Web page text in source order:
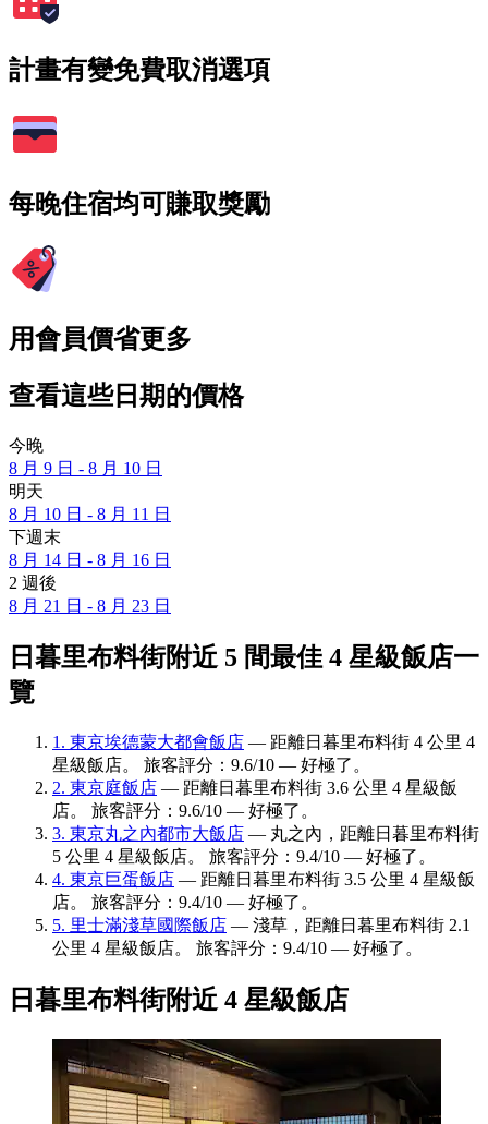
計畫有變免費取消選項
每晚住宿均可賺取獎勵
用會員價省更多
查看這些日期的價格
今晚
8 月 9 日 - 8 月 10 日
明天
8 月 10 日 - 8 月 11 日
下週末
8 月 14 日 - 8 月 16 日
2 週後
8 月 21 日 - 8 月 23 日
日暮里布料街附近 5 間最佳 4 星級飯店一
覽
1. 東京埃德蒙大都會飯店 — 距離日暮里布料街 4 公里 4
星級飯店。 旅客評分：9.6/10 — 好極了。
2. 東京庭飯店 — 距離日暮里布料街 3.6 公里 4 星級飯
店。 旅客評分：9.6/10 — 好極了。
3. 東京丸之內都市大飯店 — 丸之內，距離日暮里布料街
5 公里 4 星級飯店。 旅客評分：9.4/10 — 好極了。
4. 東京巨蛋飯店 — 距離日暮里布料街 3.5 公里 4 星級飯
店。 旅客評分：9.4/10 — 好極了。
5. 里士滿淺草國際飯店 — 淺草，距離日暮里布料街 2.1
公里 4 星級飯店。 旅客評分：9.4/10 — 好極了。
日暮里布料街附近 4 星級飯店